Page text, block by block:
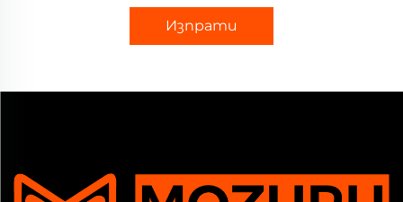
Изпрати